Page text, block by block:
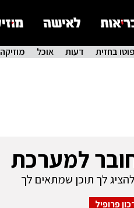
פוטו בחזית דעות אוכל מוזיקה
למערכת
לך תוכן שמתאים לך
פרופיל